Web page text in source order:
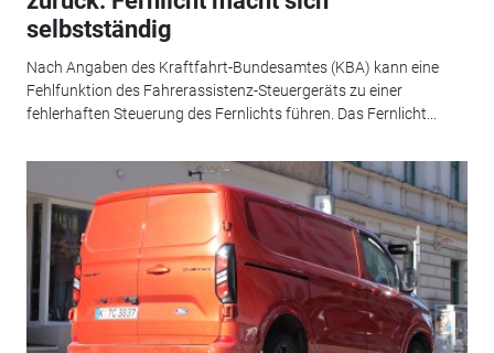
selbstständig
Nach Angaben des Kraftfahrt-Bundesamtes (KBA) kann eine
Fehlfunktion des Fahrerassistenz-Steuergeräts zu einer
fehlerhaften Steuerung des Fernlichts führen. Das Fernlicht...